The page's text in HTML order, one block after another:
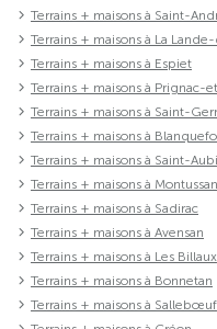
Terrains + maisons à Saint-
Terrains + maisons à La
Terrains + maisons à Espiet
Terrains + maisons à Prignac-
Terrains + maisons à Saint-
Terrains + maisons à
Terrains + maisons à Saint-
Terrains + maisons à Montussan
Terrains + maisons à Sadirac
Terrains + maisons à Avensan
Terrains + maisons à Les Billaux
Terrains + maisons à Bonnetan
Terrains + maisons à Sallebœuf